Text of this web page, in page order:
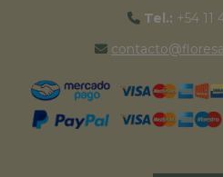
Tel.: +54 11